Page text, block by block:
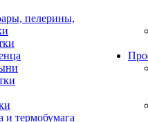
пелерины,
и термобумага